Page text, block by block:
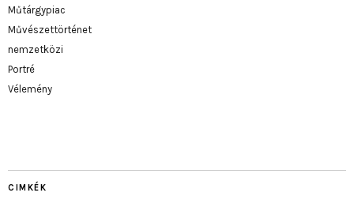
Műtárgypiac
Művészettörténet
nemzetközi
Portré
Vélemény
CIMKÉK